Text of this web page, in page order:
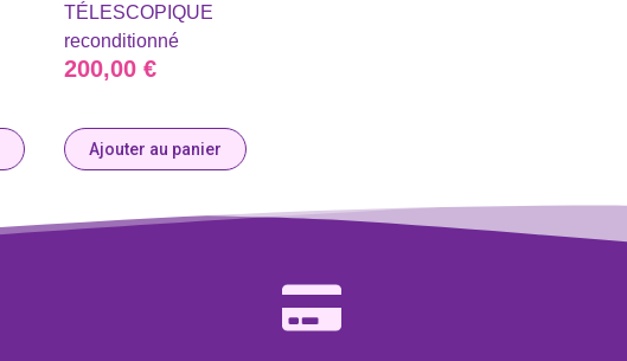
TÉLESCOPIQUE
reconditionné
200,00 €
Ajouter au panier